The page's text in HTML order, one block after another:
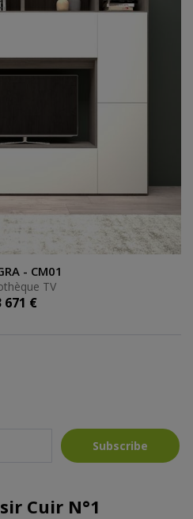
- CM01
TV
671 €
Subscribe
Cuir N°1